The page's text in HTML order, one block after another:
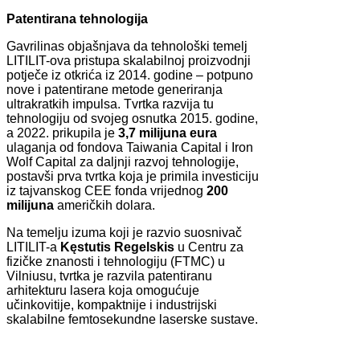
Patentirana tehnologija
Gavrilinas objašnjava da tehnološki temelj
LITILIT-ova pristupa skalabilnoj proizvodnji
potječe iz otkrića iz 2014. godine – potpuno
nove i patentirane metode generiranja
ultrakratkih impulsa. Tvrtka razvija tu
tehnologiju od svojeg osnutka 2015. godine,
a 2022. prikupila je 3,7 milijuna eura
ulaganja od fondova Taiwania Capital i Iron
Wolf Capital za daljnji razvoj tehnologije,
postavši prva tvrtka koja je primila investiciju
iz tajvanskog CEE fonda vrijednog 200
milijuna američkih dolara.
Na temelju izuma koji je razvio suosnivač
LITILIT-a Kęstutis Regelskis u Centru za
fizičke znanosti i tehnologiju (FTMC) u
Vilniusu, tvrtka je razvila patentiranu
arhitekturu lasera koja omogućuje
učinkovitije, kompaktnije i industrijski
skalabilne femtosekundne laserske sustave.